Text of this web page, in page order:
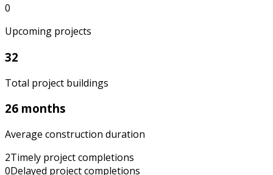
0
Upcoming projects
32
Total project buildings
26 months
Average construction duration
2Timely project completions
0Delayed project completions